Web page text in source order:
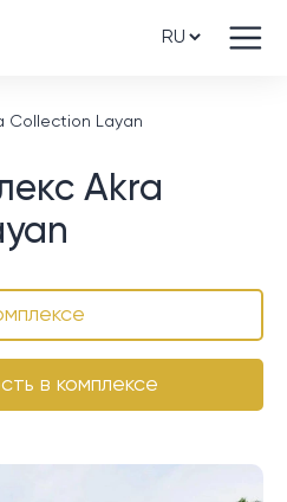
Collection Layan
Akra
в комплексе